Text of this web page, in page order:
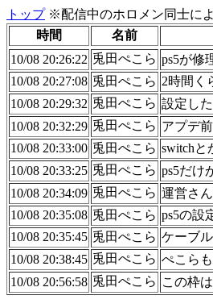
トップ※配信中のホロメン同士によ
時間
名前
10/08 20:26:22 兎田ぺこら ps5が修
10/08 20:27:08 兎田ぺこら 2時間く
10/08 20:29:32 兎田ぺこら 設定し
10/08 20:32:29 兎田ぺこら アプデ
10/08 20:33:00 兎田ぺこら switchと
10/08 20:33:25 兎田ぺこら ps5だけ
10/08 20:34:09 兎田ぺこら 運営さ
10/08 20:35:08 兎田ぺこら ps5の設
10/08 20:35:45 兎田ぺこら ケーブ
10/08 20:38:45 兎田ぺこら ぺこら
10/08 20:56:58 兎田ぺこら この枠